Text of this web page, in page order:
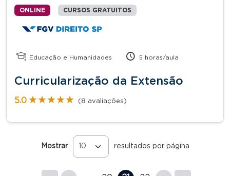
ONLINE CURSOS GRATUITOS
Educação e Humanidades 5 horas/aula
Curricularização da Extensão
5.0 ★★★★★
★★★★★ (8 avaliações)
Mostrar resultados por página
Páginas